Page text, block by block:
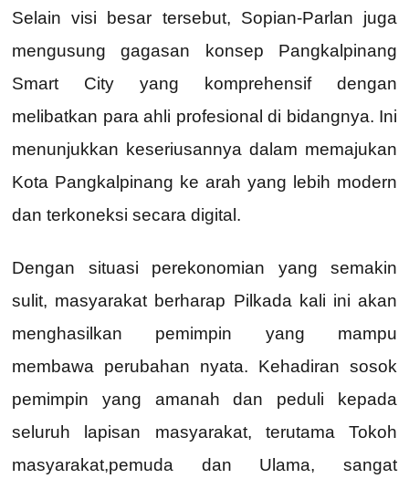
Selain visi besar tersebut, Sopian-Parlan juga
mengusung gagasan konsep Pangkalpinang
Smart City yang komprehensif dengan
melibatkan para ahli profesional di bidangnya. Ini
menunjukkan keseriusannya dalam memajukan
Kota Pangkalpinang ke arah yang lebih modern
dan terkoneksi secara digital.
Dengan situasi perekonomian yang semakin
sulit, masyarakat berharap Pilkada kali ini akan
menghasilkan pemimpin yang mampu
membawa perubahan nyata. Kehadiran sosok
pemimpin yang amanah dan peduli kepada
seluruh lapisan masyarakat, terutama Tokoh
masyarakat,pemuda dan Ulama, sangat